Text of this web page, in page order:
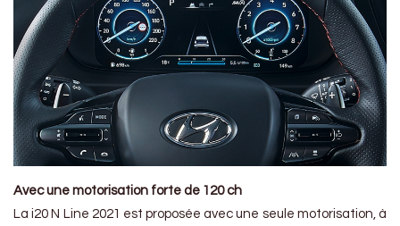
Avec une motorisation forte de 120 ch
La i20 N Line 2021 est proposée avec une seule motorisation, à